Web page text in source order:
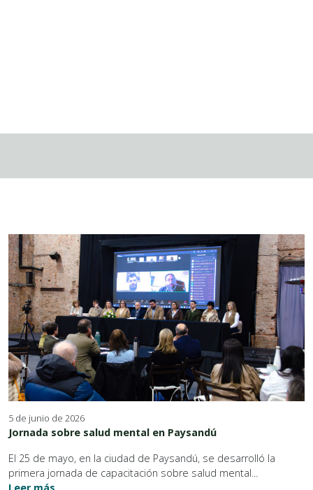
5 de junio de 2026
Jornada sobre salud mental en Paysandú
El 25 de mayo, en la ciudad de Paysandú, se desarrolló la
primera jornada de capacitación sobre salud mental...
Leer más